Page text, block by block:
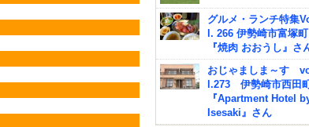
グルメ・ランチ特集
l. 266 伊勢崎市富塚町
『焼肉 おおうし』さ
おじゃましま～す
l.273 伊勢崎市西田
『Apartment Hotel
Isesaki』さん